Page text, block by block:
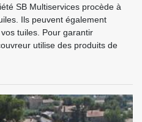
SB Multiservices procède à
Ils peuvent également
tuiles. Pour garantir
utilise des produits de